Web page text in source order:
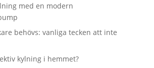
med en modern
behövs: vanliga tecken att inte
kylning i hemmet?